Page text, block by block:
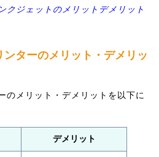
クジェットのメリットデメリット
ターのメリット・デメリッ
のメリット・デメリットを以下に
デメリット